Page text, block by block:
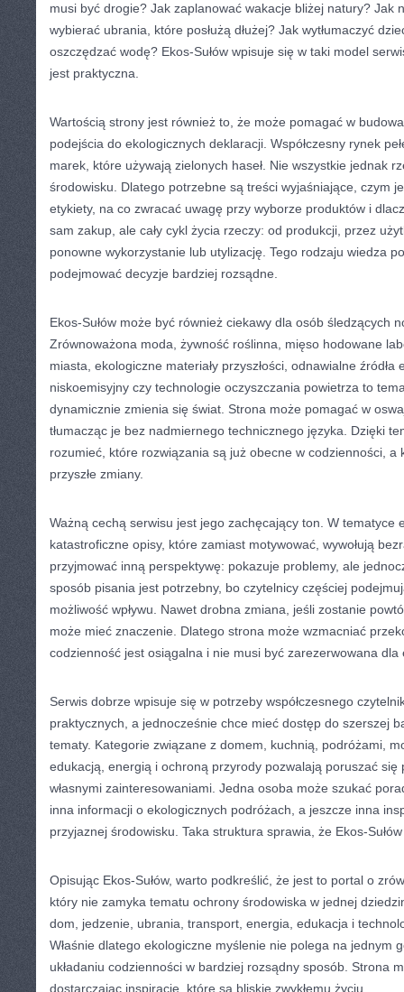
musi być drogie? Jak zaplanować wakacje bliżej natury? Jak
wybierać ubrania, które posłużą dłużej? Jak wytłumaczyć
oszczędzać wodę? Ekos-Sułów wpisuje się w taki model
jest praktyczna.
Wartością strony jest również to, że może pomagać w
podejścia do ekologicznych deklaracji. Współczesny rynek
marek, które używają zielonych haseł. Nie wszystkie jednak
środowisku. Dlatego potrzebne są treści wyjaśniające, czym
etykiety, na co zwracać uwagę przy wyborze produktów i
sam zakup, ale cały cykl życia rzeczy: od produkcji, przez
ponowne wykorzystanie lub utylizację. Tego rodzaju wiedza
podejmować decyzje bardziej rozsądne.
Ekos-Sułów może być również ciekawy dla osób śledzących
Zrównoważona moda, żywność roślinna, mięso hodowane
miasta, ekologiczne materiały przyszłości, odnawialne źródła
niskoemisyjny czy technologie oczyszczania powietrza to
dynamicznie zmienia się świat. Strona może pomagać w
tłumacząc je bez nadmiernego technicznego języka. Dzięki
rozumieć, które rozwiązania są już obecne w codzienności, a
przyszłe zmiany.
Ważną cechą serwisu jest jego zachęcający ton. W tematyce
katastroficzne opisy, które zamiast motywować, wywołują
przyjmować inną perspektywę: pokazuje problemy, ale
sposób pisania jest potrzebny, bo czytelnicy częściej
możliwość wpływu. Nawet drobna zmiana, jeśli zostanie
może mieć znaczenie. Dlatego strona może wzmacniać
codzienność jest osiągalna i nie musi być zarezerwowana dla
Serwis dobrze wpisuje się w potrzeby współczesnego
praktycznych, a jednocześnie chce mieć dostęp do szerszej
tematy. Kategorie związane z domem, kuchnią, podróżami,
edukacją, energią i ochroną przyrody pozwalają poruszać się
własnymi zainteresowaniami. Jedna osoba może szukać
inna informacji o ekologicznych podróżach, a jeszcze inna
przyjaznej środowisku. Taka struktura sprawia, że Ekos-
Opisując Ekos-Sułów, warto podkreślić, że jest to portal o
który nie zamyka tematu ochrony środowiska w jednej
dom, jedzenie, ubrania, transport, energia, edukacja i
Właśnie dlatego ekologiczne myślenie nie polega na jednym
układaniu codzienności w bardziej rozsądny sposób. Strona
dostarczając inspiracje, które są bliskie zwykłemu życiu.